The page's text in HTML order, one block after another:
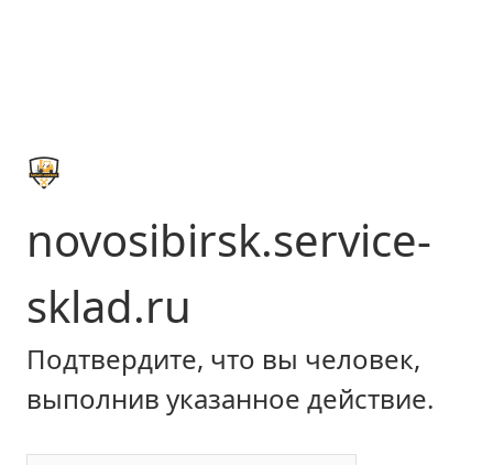
novosibirsk.service-
sklad.ru
Подтвердите, что вы человек,
выполнив указанное действие.